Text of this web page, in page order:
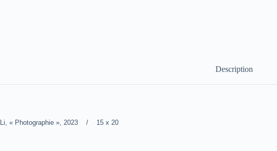
Description
Li, « Photographie », 2023 / 15 x 20